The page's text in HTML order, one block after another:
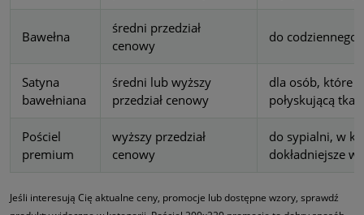
Bawełna
średni przedział
cenowy
do codziennego
Satyna
bawełniana
średni lub wyższy
przedział cenowy
dla osób, które
połyskującą
Pościel
premium
wyższy przedział
cenowy
do sypialni, w
dokładniejsze
Jeśli interesują Cię aktualne ceny, promocje lub dostępne wzory, sprawdź